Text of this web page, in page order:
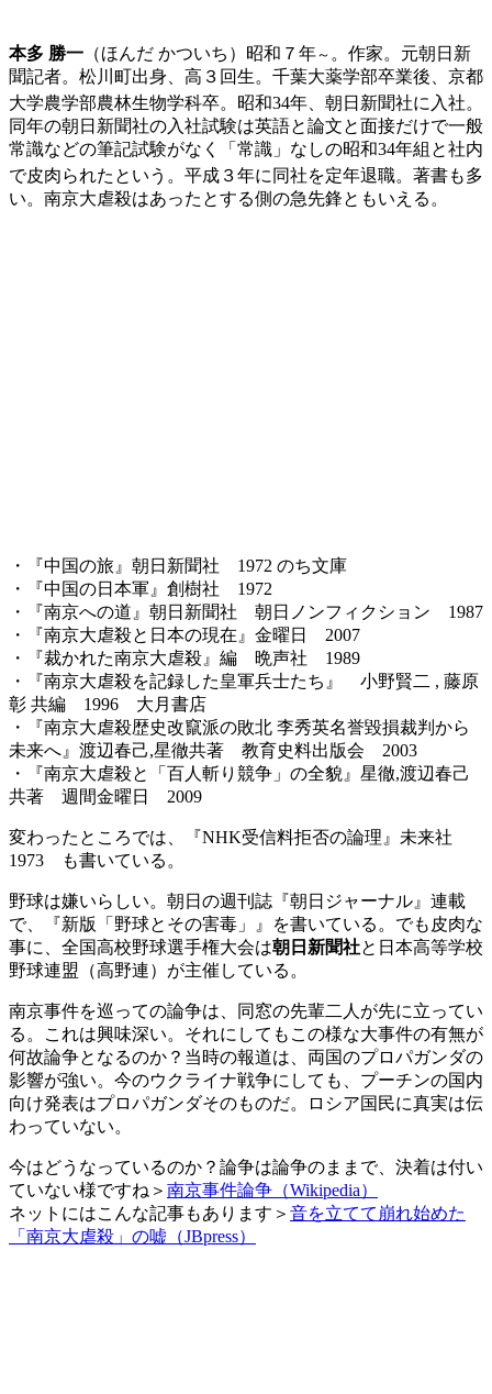
本多 勝一 （ほんだ かついち）昭和７年～ 。作家。元朝日新
聞記者。松川町出身、高３回生。千葉大薬学部卒業後、京都
大学農学部農林生物学科卒。昭和34年、朝日新聞社に入社。
同年の朝日新聞社の入社試験は英語と論文と面接だけで一般
常識などの筆記試験がなく「常識」なしの昭和34年組と社内
で皮肉られたという 。平成３年に同社を定年退職。著書も多
い。南京大虐殺はあったとする側の急先鋒ともいえる。
・『中国の旅』朝日新聞社 1972 のち文庫
・『中国の日本軍』創樹社 1972
・『南京への道』朝日新聞社 朝日ノンフィクション 1987
・『南京大虐殺と日本の現在』金曜日 2007
・『裁かれた南京大虐殺』編 晩声社 1989
・『南京大虐殺を記録した皇軍兵士たち』 小野賢二 , 藤原
彰 共編 1996 大月書店
・『南京大虐殺歴史改竄派の敗北 李秀英名誉毀損裁判から
未来へ』渡辺春己,星徹共著 教育史料出版会 2003
・『南京大虐殺と「百人斬り競争」の全貌』星徹,渡辺春己
共著 週間金曜日 2009
変わったところでは、『NHK受信料拒否の論理』未来社
1973 も書いている。
野球は嫌いらしい。朝日の週刊誌『朝日ジャーナル』連載
で、『新版「野球とその害毒」』を書いている。でも皮肉な
事に、全国高校野球選手権大会は朝日新聞社と日本高等学校
野球連盟（高野連）が主催している。
南京事件を巡っての論争は、同窓の先輩二人が先に立ってい
る。これは興味深い。それにしてもこの様な大事件の有無が
何故論争となるのか？当時の報道は、両国のプロパガンダの
影響が強い。今のウクライナ戦争にしても、プーチンの国内
向け発表はプロパガンダそのものだ。ロシア国民に真実は伝
わっていない。
今はどうなっているのか？論争は論争のままで、決着は付い
ていない様ですね＞ 南京事件論争（Wikipedia）
ネットにはこんな記事もあります＞ 音を立てて崩れ始めた
「南京大虐殺」の嘘（JBpress）